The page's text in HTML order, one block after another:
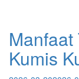
Kumis